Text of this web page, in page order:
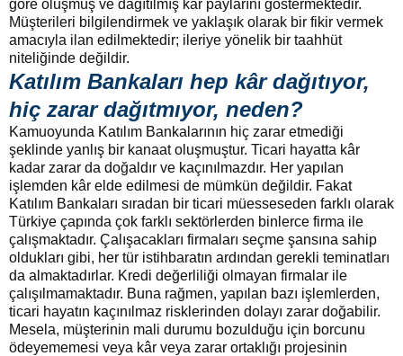
göre oluşmuş ve dağıtılmış kâr paylarını göstermektedir.
Müşterileri bilgilendirmek ve yaklaşık olarak bir fikir vermek
amacıyla ilan edilmektedir; ileriye yönelik bir taahhüt
niteliğinde değildir.
Katılım Bankaları hep kâr dağıtıyor,
hiç zarar dağıtmıyor, neden?
Kamuoyunda Katılım Bankalarının hiç zarar etmediği
şeklinde yanlış bir kanaat oluşmuştur. Ticari hayatta kâr
kadar zarar da doğaldır ve kaçınılmazdır. Her yapılan
işlemden kâr elde edilmesi de mümkün değildir. Fakat
Katılım Bankaları sıradan bir ticari müesseseden farklı olarak
Türkiye çapında çok farklı sektörlerden binlerce firma ile
çalışmaktadır. Çalışacakları firmaları seçme şansına sahip
oldukları gibi, her tür istihbaratın ardından gerekli teminatları
da almaktadırlar. Kredi değerliliği olmayan firmalar ile
çalışılmamaktadır. Buna rağmen, yapılan bazı işlemlerden,
ticari hayatın kaçınılmaz risklerinden dolayı zarar doğabilir.
Mesela, müşterinin mali durumu bozulduğu için borcunu
ödeyememesi veya kâr veya zarar ortaklığı projesinin